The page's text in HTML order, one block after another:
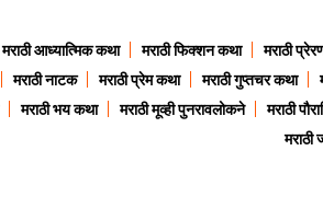
मराठी आध्यात्मिक कथा मराठी फिक्शन कथा मराठी
मराठी नाटक मराठी प्रेम कथा मराठी गुप्तचर कथा
मराठी भय कथा मराठी मूव्ही पुनरावलोकने मराठी
मराठी